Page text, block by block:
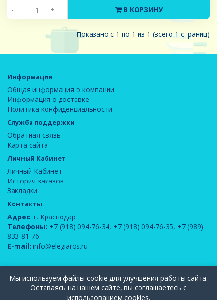
- + В КОРЗИНУ
Показано с 1 по 1 из 1 (всего 1 страниц)
Информация
Общая информация о компании
Информация о доставке
Политика конфиденциальности
Служба поддержки
Обратная связь
Карта сайта
Личный Кабинет
Личный Кабинет
История заказов
Закладки
Контакты
Адрес: г. Краснодар
Телефоны: +7 (918) 094-76-34, +7 (918) 094-76-35, +7 (989)
833-81-76
E-mail: info@elegiaros.ru
Вся информация, содержащаяся на данном сайте, является интеллектуальной
собственностью компании ООО "Элегия-РОС" и защищена законом РФ об
авторском праве. Публикация и использование любых материалов допускается
Мы используем файлы cookie для улучшения работы сайта.
Оставаясь на нашем сайте, вы соглашаетесь с
использованием cookies.